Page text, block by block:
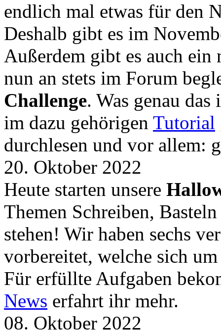
endlich mal etwas für den
Deshalb gibt es im
Außerdem gibt es auch ein
nun an stets im Forum
Challenge. Was genau
im dazu gehörigen Tutorial
durchlesen und vor allem:
20. Oktober 2022
Heute starten unsere
Themen Schreiben,
stehen! Wir haben sechs
vorbereitet, welche sich
Für erfüllte Aufgaben
News erfahrt ihr mehr.
08. Oktober 2022